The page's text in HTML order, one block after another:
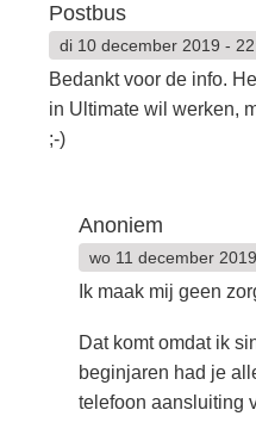
Postbus
di 10 december 2019 -
Bedankt voor de info.
in Ultimate wil werken,
;-)
Anoniem
wo 11 december
Ik maak mij geen
Dat komt omdat ik
beginjaren had je
telefoon aansluiting